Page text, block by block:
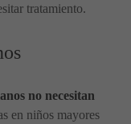
tratamiento.
no necesitan
en niños mayores